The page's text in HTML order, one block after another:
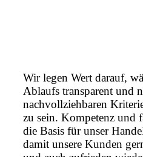
Wir legen Wert darauf,
Ablaufs transparent und
nachvollziehbaren
zu sein. Kompetenz und
die Basis für unser
damit unsere Kunden